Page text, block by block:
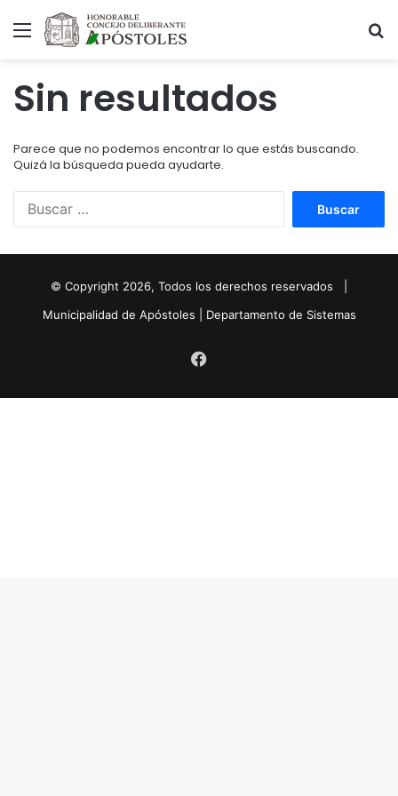
Menú
Sin resultados
Parece que no podemos encontrar lo que estás buscando.
Quizá la búsqueda pueda ayudarte.
© Copyright 2026, Todos los derechos reservados |
Municipalidad de Apóstoles | Departamento de Sistemas
Facebook